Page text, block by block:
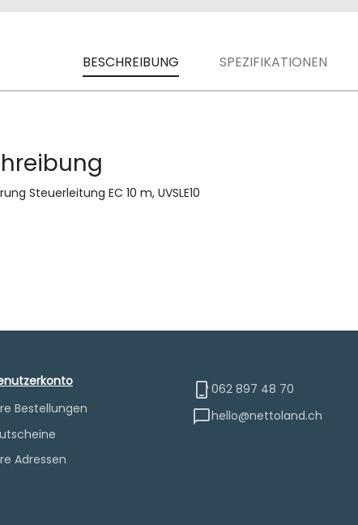
BESCHREIBUNG SPEZIFIKATIONEN
Steuerleitung EC 10 m, UVSLE10
Bestellungen
Adressen
062 897 48 70
hello@nettoland.ch